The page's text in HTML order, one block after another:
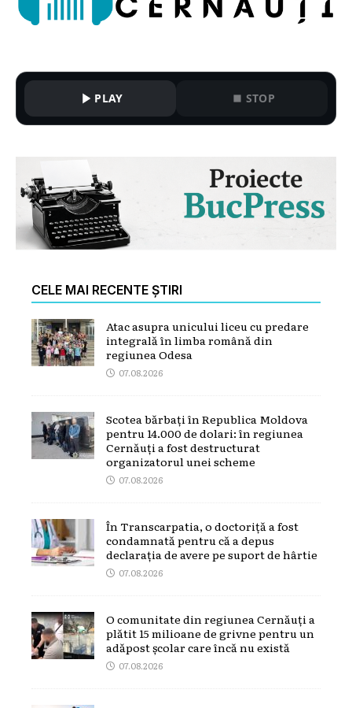
PLAY STOP
CELE MAI RECENTE ȘTIRI
Atac asupra unicului liceu cu predare
integrală în limba română din
regiunea Odesa
07.08.2026
Scotea bărbați în Republica Moldova
pentru 14.000 de dolari: în regiunea
Cernăuți a fost destructurat
organizatorul unei scheme
07.08.2026
În Transcarpatia, o doctoriță a fost
condamnată pentru că a depus
declarația de avere pe suport de hârtie
07.08.2026
O comunitate din regiunea Cernăuți a
plătit 15 milioane de grivne pentru un
adăpost școlar care încă nu există
07.08.2026